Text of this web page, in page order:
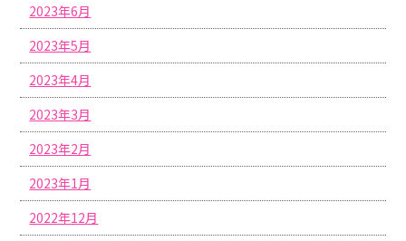
2023年6月
2023年5月
2023年4月
2023年3月
2023年2月
2023年1月
2022年12月